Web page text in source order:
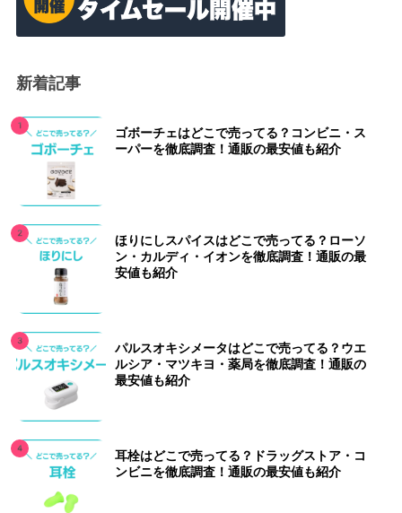
新着記事
ゴボーチェはどこで売ってる？コンビニ・ス
ーパーを徹底調査！通販の最安値も紹介
ほりにしスパイスはどこで売ってる？ローソ
ン・カルディ・イオンを徹底調査！通販の最
安値も紹介
パルスオキシメータはどこで売ってる？ウエ
ルシア・マツキヨ・薬局を徹底調査！通販の
最安値も紹介
耳栓はどこで売ってる？ドラッグストア・コ
ンビニを徹底調査！通販の最安値も紹介